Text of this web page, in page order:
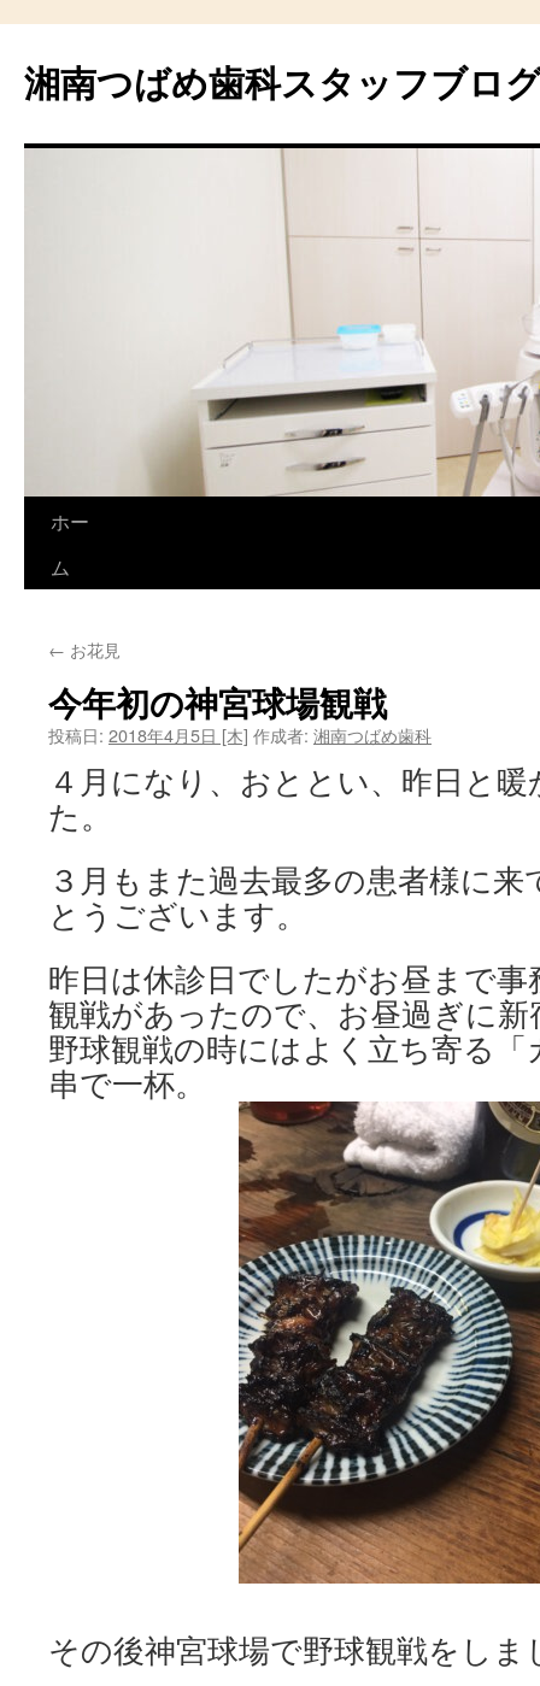
湘南つばめ歯科スタッフブロ
ン
ツ
へ
キ
ホー
ム
← お花見
今年初の神宮球場観戦
投稿日: 2018年4月5日 [木] 作成者: 湘南つばめ歯科
４月になり、おととい、昨日と
た。
３月もまた過去最多の患者様に
とうございます。
昨日は休診日でしたがお昼まで
観戦があったので、お昼過ぎに
野球観戦の時にはよく立ち寄る
串で一杯。
その後神宮球場で野球観戦をしま